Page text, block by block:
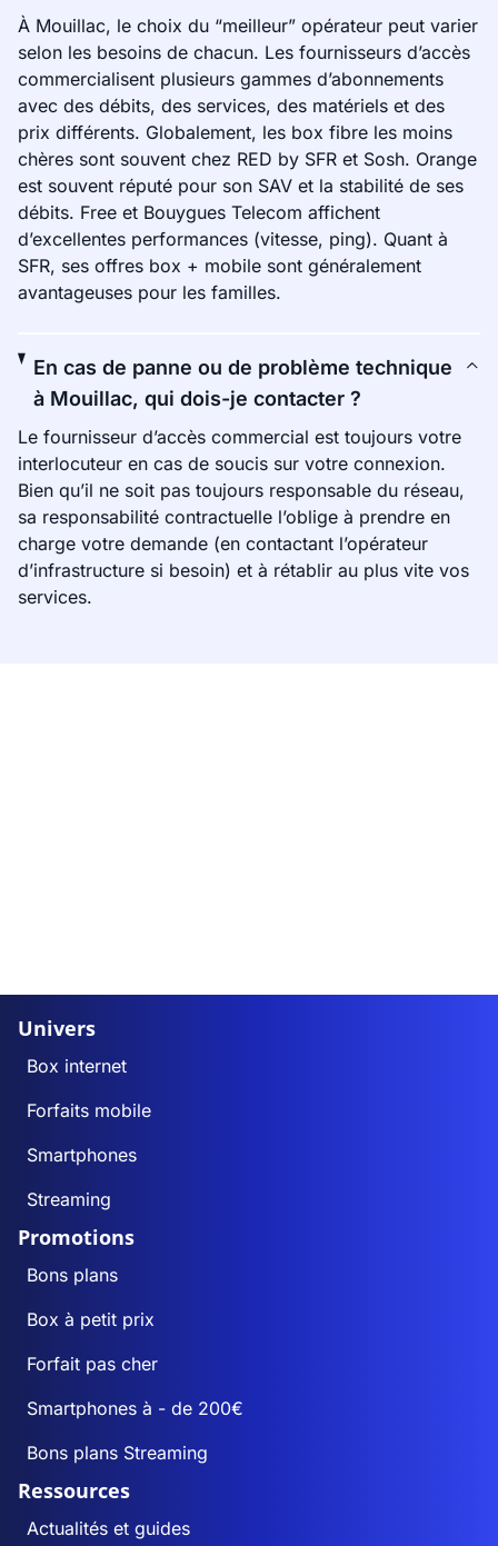
À Mouillac, le choix du “meilleur” opérateur peut varier
selon les besoins de chacun. Les fournisseurs d’accès
commercialisent plusieurs gammes d’abonnements
avec des débits, des services, des matériels et des
prix différents. Globalement, les box fibre les moins
chères sont souvent chez RED by SFR et Sosh. Orange
est souvent réputé pour son SAV et la stabilité de ses
débits. Free et Bouygues Telecom affichent
d’excellentes performances (vitesse, ping). Quant à
SFR, ses offres box + mobile sont généralement
avantageuses pour les familles.
En cas de panne ou de problème technique
à Mouillac, qui dois-je contacter ?
Le fournisseur d’accès commercial est toujours votre
interlocuteur en cas de soucis sur votre connexion.
Bien qu’il ne soit pas toujours responsable du réseau,
sa responsabilité contractuelle l’oblige à prendre en
charge votre demande (en contactant l’opérateur
d’infrastructure si besoin) et à rétablir au plus vite vos
services.
Univers
Box internet
Forfaits mobile
Smartphones
Streaming
Promotions
Bons plans
Box à petit prix
Forfait pas cher
Smartphones à - de 200€
Bons plans Streaming
Ressources
Actualités et guides